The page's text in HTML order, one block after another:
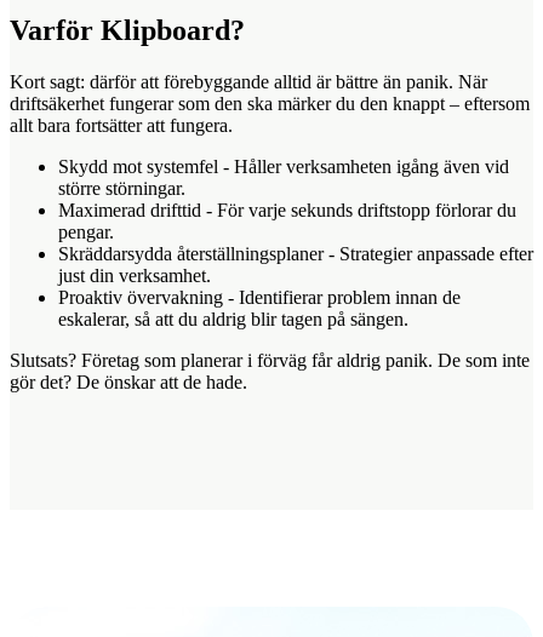
Varför Klipboard?
Kort sagt: därför att förebyggande alltid är bättre än panik. När
driftsäkerhet fungerar som den ska märker du den knappt – eftersom
allt bara fortsätter att fungera.
Skydd mot systemfel - Håller verksamheten igång även vid
större störningar.
Maximerad drifttid - För varje sekunds driftstopp förlorar du
pengar.
Skräddarsydda återställningsplaner- Strategier anpassade efter
just din verksamhet.
Proaktiv övervakning - Identifierar problem innan de
eskalerar, så att du aldrig blir tagen på sängen.
Slutsats? Företag som planerar i förväg får aldrig panik. De som inte
gör det? De önskar att de hade.